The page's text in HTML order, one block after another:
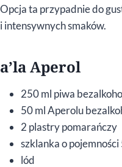
Opcja ta przypadnie do
i intensywnych smaków.
a’la Aperol
250 ml piwa
50 ml Aperolu
2 plastry pomarańczy
szklanka o pojemności
lód